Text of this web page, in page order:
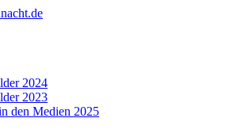
2024
2023
den Medien 2025